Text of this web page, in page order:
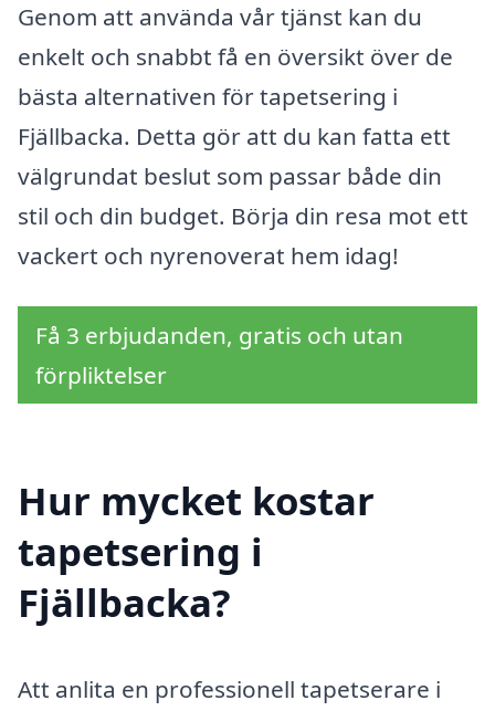
Genom att använda vår tjänst kan du
enkelt och snabbt få en översikt över de
bästa alternativen för tapetsering i
Fjällbacka. Detta gör att du kan fatta ett
välgrundat beslut som passar både din
stil och din budget. Börja din resa mot ett
vackert och nyrenoverat hem idag!
Få 3 erbjudanden, gratis och utan
förpliktelser
Hur mycket kostar
tapetsering i
Fjällbacka?
Att anlita en professionell tapetserare i